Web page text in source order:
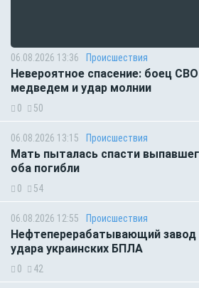
06.08.2026 13:36 Происшествия
Невероятное спасение: боец
медведем и удар молнии
0 50
06.08.2026 13:15 Происшествия
Мать пыталась спасти
оба погибли
0 54
06.08.2026 12:55 Происшествия
Нефтеперерабатывающий завод
удара украинских БПЛА
0 42